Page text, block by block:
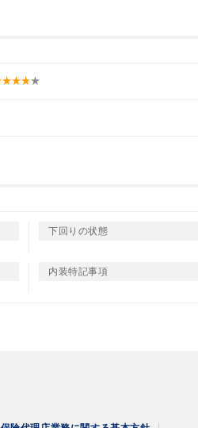
下回りの状態
内装特記事項